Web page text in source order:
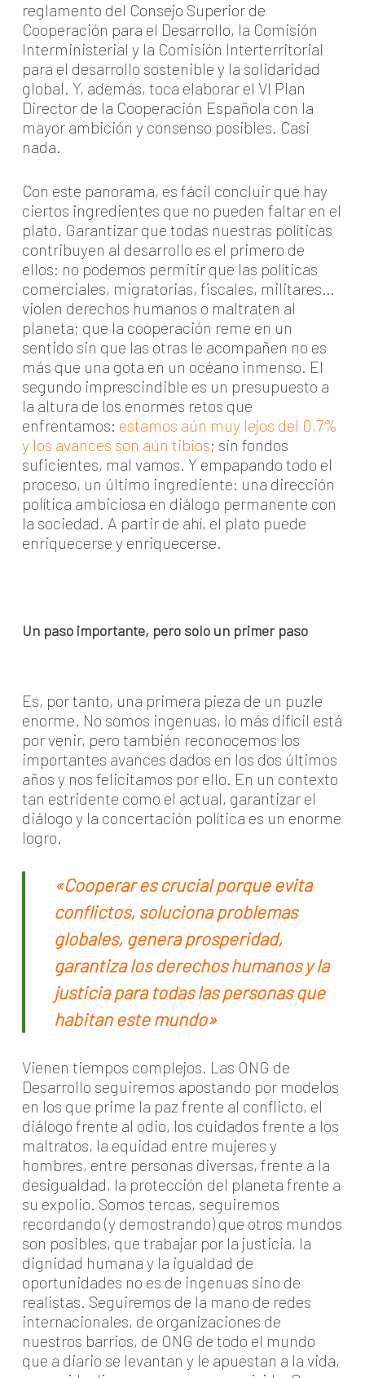
reglamento del Consejo Superior de
Cooperación para el Desarrollo, la Comisión
Interministerial y la Comisión Interterritorial
para el desarrollo sostenible y la solidaridad
global. Y, además, toca elaborar el VI Plan
Director de la Cooperación Española con la
mayor ambición y consenso posibles. Casi
nada.
Con este panorama, es fácil concluir que hay
ciertos ingredientes que no pueden faltar en el
plato. Garantizar que todas nuestras políticas
contribuyen al desarrollo es el primero de
ellos: no podemos permitir que las políticas
comerciales, migratorias, fiscales, militares…
violen derechos humanos o maltraten al
planeta; que la cooperación reme en un
sentido sin que las otras le acompañen no es
más que una gota en un océano inmenso. El
segundo imprescindible es un presupuesto a
la altura de los enormes retos que
enfrentamos: estamos aún muy lejos del 0,7%
y los avances son aún tibios; sin fondos
suficientes, mal vamos. Y empapando todo el
proceso, un último ingrediente: una dirección
política ambiciosa en diálogo permanente con
la sociedad. A partir de ahí, el plato puede
enriquecerse y enriquecerse.
Un paso importante, pero solo un primer paso
Es, por tanto, una primera pieza de un puzle
enorme. No somos ingenuas, lo más difícil está
por venir, pero también reconocemos los
importantes avances dados en los dos últimos
años y nos felicitamos por ello. En un contexto
tan estridente como el actual, garantizar el
diálogo y la concertación política es un enorme
logro.
«Cooperar es crucial porque evita
conflictos, soluciona problemas
globales, genera prosperidad,
garantiza los derechos humanos y la
justicia para todas las personas que
habitan este mundo»
Vienen tiempos complejos. Las ONG de
Desarrollo seguiremos apostando por modelos
en los que prime la paz frente al conflicto, el
diálogo frente al odio, los cuidados frente a los
maltratos, la equidad entre mujeres y
hombres, entre personas diversas, frente a la
desigualdad, la protección del planeta frente a
su expolio. Somos tercas, seguiremos
recordando (y demostrando) que otros mundos
son posibles, que trabajar por la justicia, la
dignidad humana y la igualdad de
oportunidades no es de ingenuas sino de
realistas. Seguiremos de la mano de redes
internacionales, de organizaciones de
nuestros barrios, de ONG de todo el mundo
que a diario se levantan y le apuestan a la vida,